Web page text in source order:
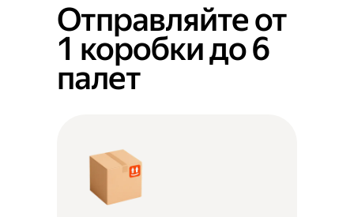
Отправляйте от
1 коробки до 6
палет